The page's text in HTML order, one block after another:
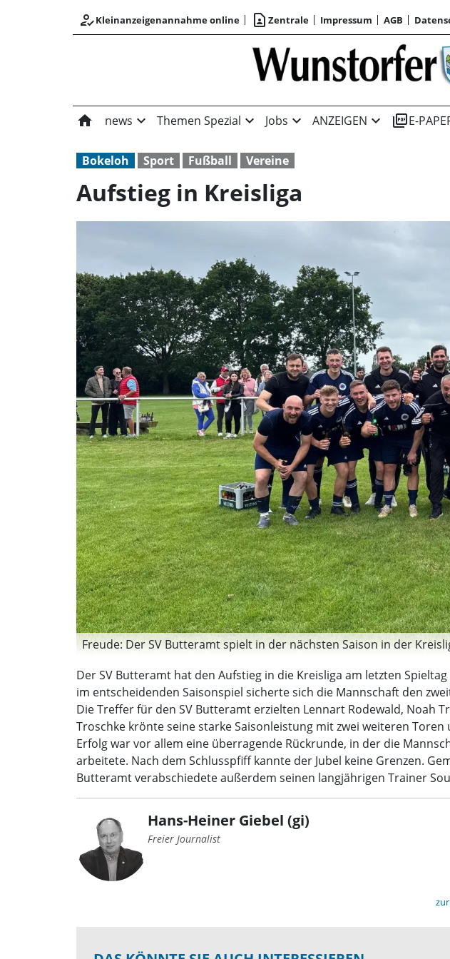
how_to_regKleinanzeigenannahme online contact_page Zentrale Impressum AGB
home news expand_more Themen Spezial expand_more Jobs expand_more ANZEIGEN expand_more picture_as_pdfE-
Bokeloh Sport Fußball Vereine
Aufstieg in Kreisliga
Freude: Der SV Butteramt spielt in der nächsten Saison in der
Der SV Butteramt hat den Aufstieg in die Kreisliga am letzten
im entscheidenden Saisonspiel sicherte sich die Mannschaft den
Die Treffer für den SV Butteramt erzielten Lennart Rodewald, Noah
Troschke krönte seine starke Saisonleistung mit zwei weiteren
Erfolg war vor allem eine überragende Rückrunde, in der die
arbeitete. Nach dem Schlusspfiff kannte der Jubel keine Grenzen.
Butteramt verabschiedete außerdem seinen langjährigen Trainer
Hans-Heiner Giebel (gi)
Freier Journalist